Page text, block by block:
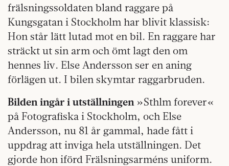
frälsningssoldaten bland raggare på
Kungsgatan i Stockholm har blivit klassisk:
Hon står lätt lutad mot en bil. En raggare har
sträckt ut sin arm och ömt lagt den om
hennes liv. Else Andersson ser en aning
förlägen ut. I bilen skymtar raggarbruden.
Bilden ingår i utställningen »Sthlm for­ever«
på Fotografiska i Stockholm, och Else
Andersson, nu 81 år gammal, hade fått i
uppdrag att inviga hela utställningen. Det
gjorde hon iförd Frälsningsarméns uniform.